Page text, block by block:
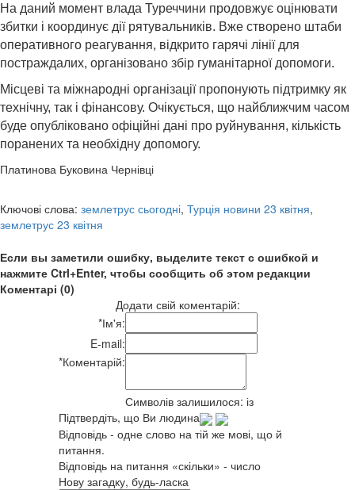
На даний момент влада Туреччини продовжує оцінювати
збитки і координує дії рятувальників. Вже створено штаби
оперативного реагування, відкрито гарячі лінії для
постраждалих, організовано збір гуманітарної допомоги.
Місцеві та міжнародні організації пропонують підтримку як
технічну, так і фінансову. Очікується, що найближчим часом
буде опубліковано офіційні дані про руйнування, кількість
поранених та необхідну допомогу.
Платинова Буковина Чернівці
Ключові слова: землетрус сьогодні, Турція новини 23 квітня,
землетрус 23 квітня
Если вы заметили ошибку, выделите текст с ошибкой и
нажмите Ctrl+Enter, чтобы сообщить об этом редакции
Коментарі (0)
Додати свій коментарій:
*Ім'я:
E-mail:
*Коментарій:
Символів залишилося: із
Підтвердіть, що Ви людина
Відповідь - одне слово на тій же мові, що й
питання.
Відповідь на питання «скільки» - число
Нову загадку, будь-ласка